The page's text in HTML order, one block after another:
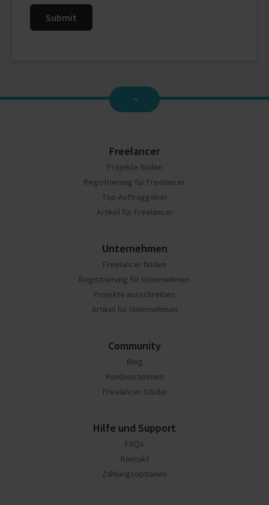
Freelancer
Projekte finden
Registrierung für Freelancer
Top-Auftraggeber
Artikel für Freelancer
Unternehmen
Freelancer finden
Registrierung für Unternehmen
Projekte ausschreiben
Artikel für Unternehmen
Community
Blog
Kundenstimmen
Freelancer Studie
Hilfe und Support
FAQs
Kontakt
Zahlungsoptionen